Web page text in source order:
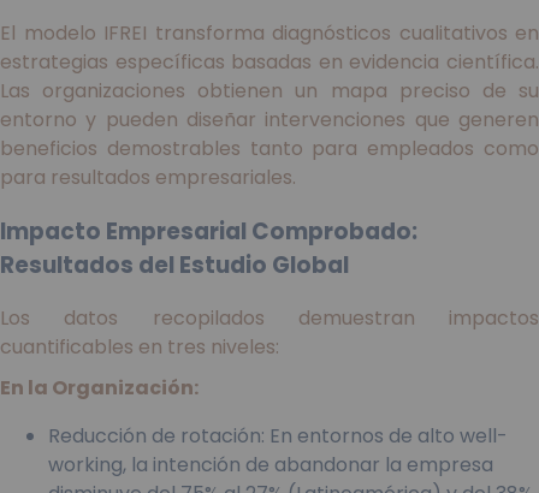
El modelo IFREI transforma diagnósticos cualitativos en
estrategias específicas basadas en evidencia científica.
Las organizaciones obtienen un mapa preciso de su
entorno y pueden diseñar intervenciones que generen
beneficios demostrables tanto para empleados como
para resultados empresariales.
Impacto Empresarial Comprobado:
Resultados del Estudio Global
Los datos recopilados demuestran impactos
cuantificables en tres niveles:
En la Organización:
Reducción de rotación: En entornos de alto well-
working, la intención de abandonar la empresa